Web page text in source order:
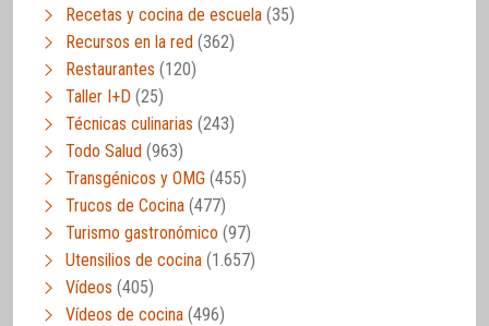
Recetas y cocina de escuela (35)
Recursos en la red (362)
Restaurantes (120)
Taller I+D (25)
Técnicas culinarias (243)
Todo Salud (963)
Transgénicos y OMG (455)
Trucos de Cocina (477)
Turismo gastronómico (97)
Utensilios de cocina (1.657)
Vídeos (405)
Vídeos de cocina (496)